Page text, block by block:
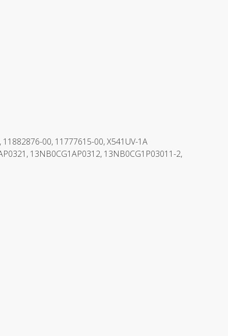
00, 11777615-00, X541UV-1A
13NB0CG1AP0312, 13NB0CG1P03011-2,